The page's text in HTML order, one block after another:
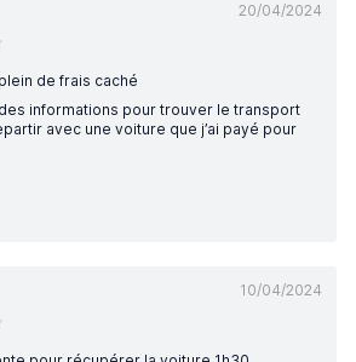
20/04/2024
de frais caché
informations pour trouver le transport
avec une voiture que j’ai payé pour
10/04/2024